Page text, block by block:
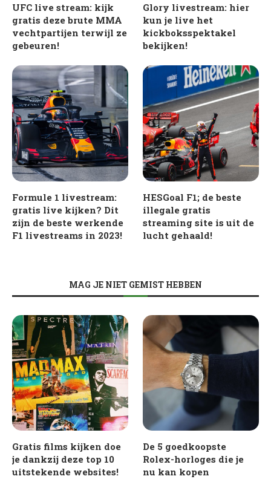
UFC live stream: kijk
gratis deze brute MMA
vechtpartijen terwijl ze
gebeuren!
Glory livestream: hier
kun je live het
kickboksspektakel
bekijken!
Formule 1 livestream:
gratis live kijken? Dit
zijn de beste werkende
F1 livestreams in 2023!
HESGoal F1; de beste
illegale gratis
streaming site is uit de
lucht gehaald!
MAG JE NIET GEMIST HEBBEN
Gratis films kijken doe
je dankzij deze top 10
uitstekende websites!
De 5 goedkoopste
Rolex-horloges die je
nu kan kopen